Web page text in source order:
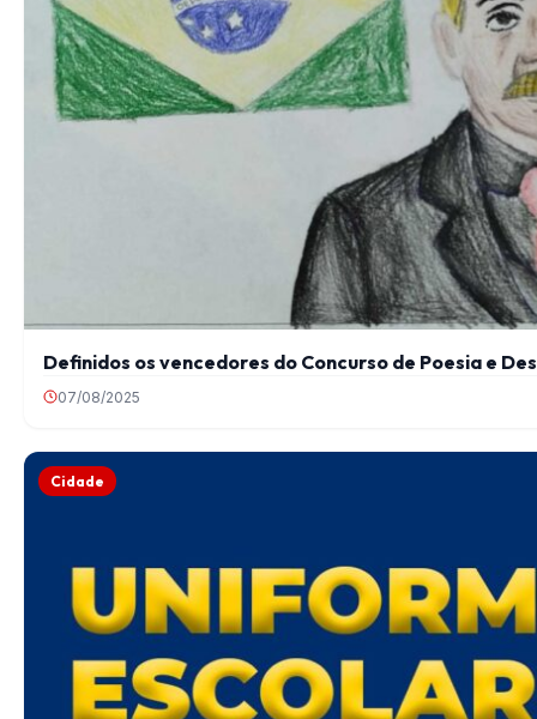
Definidos os vencedores do Concurso de Poesia e
07/08/2025
Cidade